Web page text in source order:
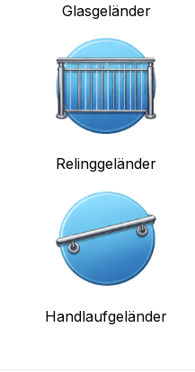
Glasgeländer
Relinggeländer
Handlaufgeländer